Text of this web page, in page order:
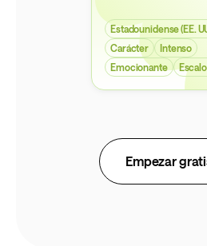
Estadounidense (EE.
Carácter
Intenso
Emocionante
Empezar